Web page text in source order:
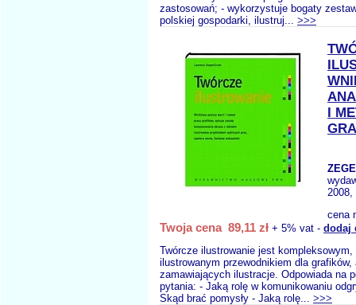
zastosowań; - wykorzystuje bogaty
polskiej gospodarki, ilustruj... >>>
I
2008,
cena
Twoja cena 89,11 zł + 5% vat - dodaj
Twórcze ilustrowanie jest kompleksowym,
ilustrowanym przewodnikiem dla
zamawiających ilustracje. Odpowiada na
pytania: - Jaką rolę w komunikowaniu
Skąd brać pomysły - Jaką rolę... >>>